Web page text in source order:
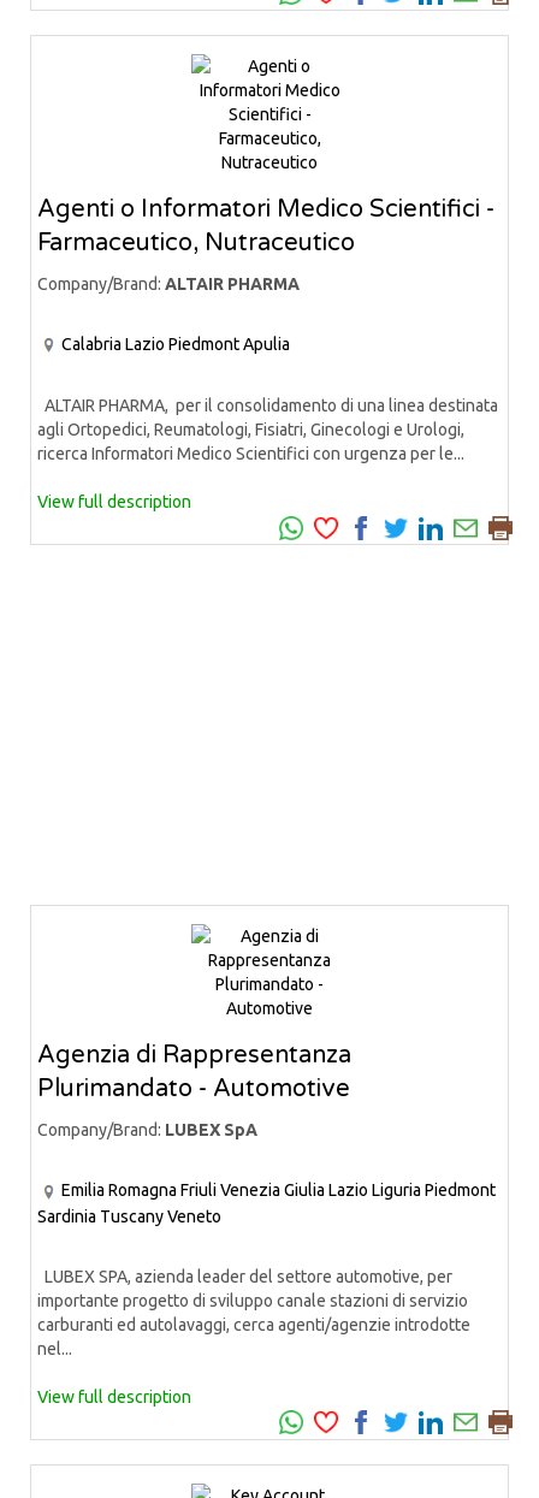
Agenti o Informatori Medico Scientifici -
Farmaceutico, Nutraceutico
Company/Brand: ALTAIR PHARMA
Calabria Lazio PiedmontApulia
ALTAIR PHARMA, per il consolidamento di una linea destinata
agli Ortopedici, Reumatologi, Fisiatri, Ginecologi e Urologi,
ricerca Informatori Medico Scientifici con urgenza per le...
View full description
Agenzia di Rappresentanza
Plurimandato - Automotive
Company/Brand: LUBEX SpA
Emilia Romagna Friuli Venezia Giulia Lazio Liguria Piedmont
Sardinia TuscanyVeneto
LUBEX SPA, azienda leader del settore automotive, per
importante progetto di sviluppo canale stazioni di servizio
carburanti ed autolavaggi, cerca agenti/agenzie introdotte
nel...
View full description